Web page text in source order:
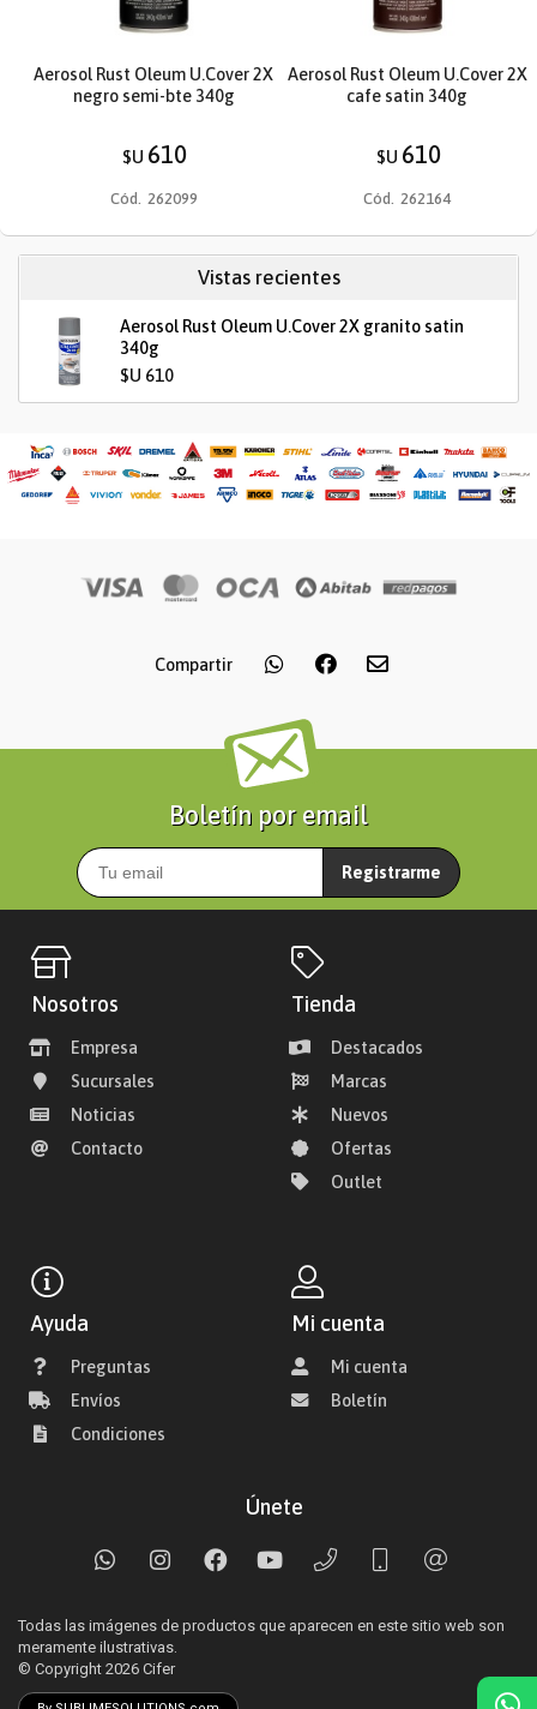
Aerosol Rust Oleum U.Cover 2X
negro semi-bte 340g
$U 610
Cód. 262099
Aerosol Rust Oleum U.Cover 2X
cafe satin 340g
$U 610
Cód. 262164
Vistas recientes
Aerosol Rust Oleum U.Cover 2X granito satin
340g
$U 610
Compartir
Boletín por email
Registrarme
Nosotros
Empresa
Sucursales
Noticias
Contacto
Tienda
Destacados
Marcas
Nuevos
Ofertas
Outlet
Ayuda
Preguntas
Envíos
Condiciones
Mi cuenta
Mi cuenta
Boletín
Únete
Todas las imágenes de productos que aparecen en este sitio web son
meramente ilustrativas.
© Copyright 2026 Cifer